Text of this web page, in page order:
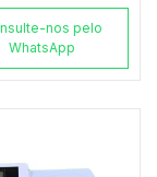
nos pelo
WhatsApp